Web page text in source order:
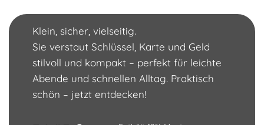
Klein, sicher, vielseitig.
Sie verstaut Schlüssel, Karte und Geld
stilvoll und kompakt – perfekt für leichte
Abende und schnellen Alltag. Praktisch
schön – jetzt entdecken!